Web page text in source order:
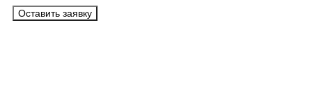
Оставить заявку